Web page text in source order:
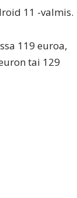
11 -valmis.
119 euroa,
tai 129